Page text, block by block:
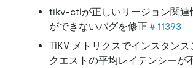
tikv-ctlが正しいリージョン関連
ができないバグを修正 ＃11393
TiKV メトリクスでインスタンス
クエストの平均レイテンシーが